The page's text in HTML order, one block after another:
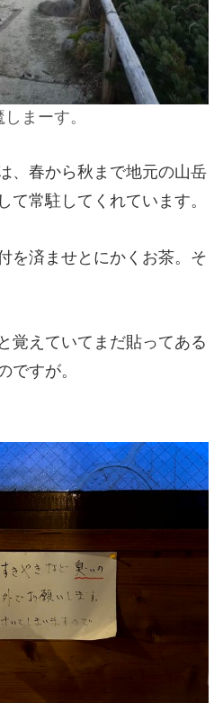
まーす。
、春から秋まで地元の山岳
て常駐してくれています。
を済ませとにかくお茶。そ
覚えていてまだ貼ってある
ですが。